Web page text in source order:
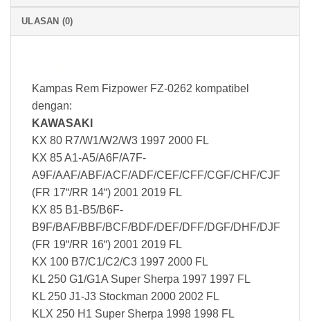
ULASAN (0)
Kampas Rem Fizpower FZ-0262 kompatibel
dengan:
KAWASAKI
KX 80 R7/W1/W2/W3 1997 2000 FL
KX 85 A1-A5/A6F/A7F-
A9F/AAF/ABF/ACF/ADF/CEF/CFF/CGF/CHF/CJF
(FR 17“/RR 14“) 2001 2019 FL
KX 85 B1-B5/B6F-
B9F/BAF/BBF/BCF/BDF/DEF/DFF/DGF/DHF/DJF
(FR 19“/RR 16“) 2001 2019 FL
KX 100 B7/C1/C2/C3 1997 2000 FL
KL 250 G1/G1A Super Sherpa 1997 1997 FL
KL 250 J1-J3 Stockman 2000 2002 FL
KLX 250 H1 Super Sherpa 1998 1998 FL